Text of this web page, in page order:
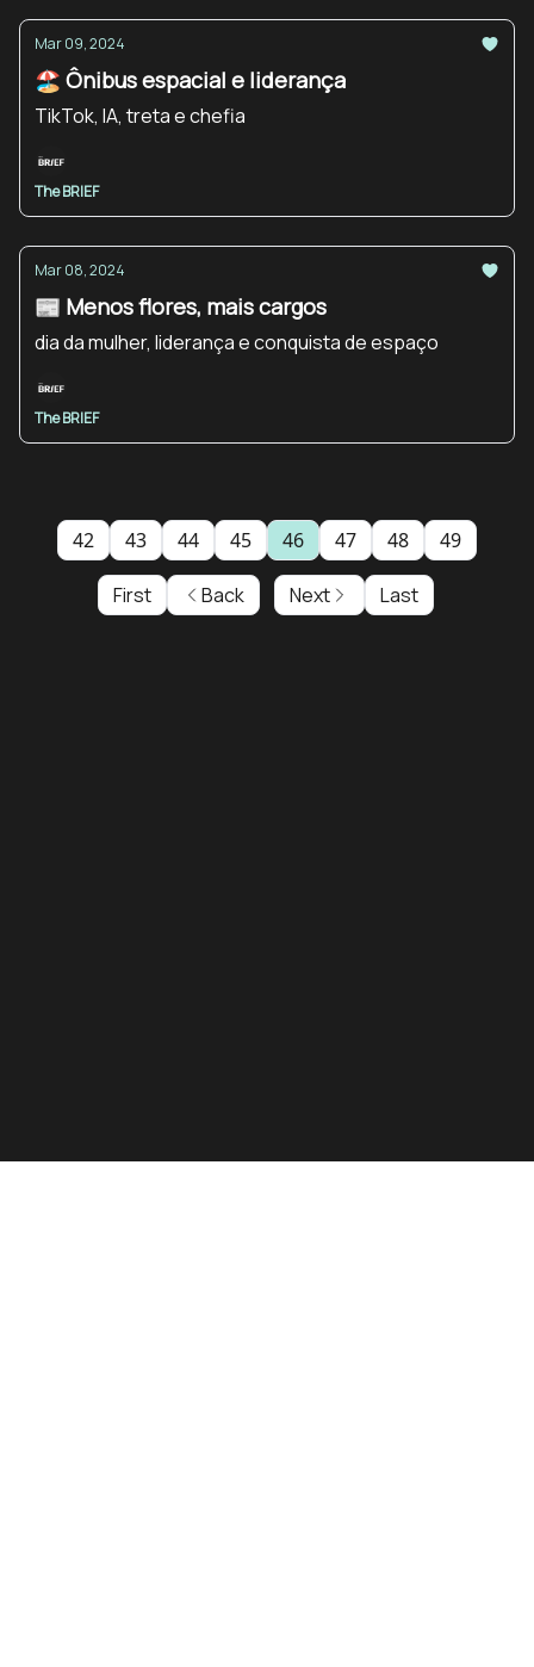
Mar 09, 2024
🏖️ Ônibus espacial e liderança
TikTok, IA, treta e chefia
The BRIEF
Mar 08, 2024
📰 Menos flores, mais cargos
dia da mulher, liderança e conquista de espaço
The BRIEF
First Back
42 43 44 45 46 47 48 49
Next Last